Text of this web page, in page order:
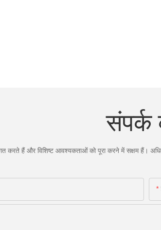
करते हैं और विशिष्ट आवश्यकताओं को पूरा करने में सक्षम हैं।